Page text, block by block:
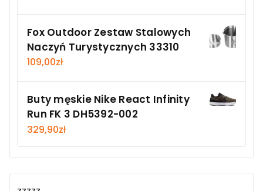
Fox Outdoor Zestaw Stalowych
Naczyń Turystycznych 33310
109,00zł
Buty męskie Nike React Infinity
Run FK 3 DH5392-002
329,90zł